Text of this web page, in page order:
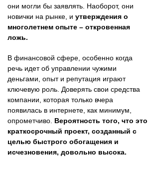
они могли бы заявлять. Наоборот, они
новички на рынке, и утверждения о
многолетнем опыте – откровенная
ложь.
В финансовой сфере, особенно когда
речь идет об управлении чужими
деньгами, опыт и репутация играют
ключевую роль. Доверять свои средства
компании, которая только вчера
появилась в интернете, как минимум,
опрометчиво. Вероятность того, что это
краткосрочный проект, созданный с
целью быстрого обогащения и
исчезновения, довольно высока.